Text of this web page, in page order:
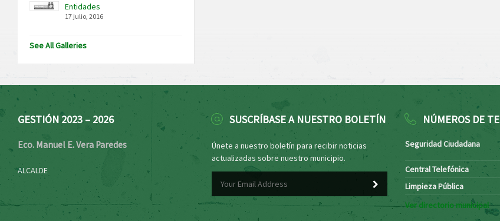
Entidades
17 julio, 2016
See All Galleries
GESTIÓN 2023 – 2026
Eco. Manuel E. Vera Paredes
ALCALDE
SUSCRÍBASE A NUESTRO BOLETÍN
Únete a nuestro boletín para recibir noticias
actualizadas sobre nuestro municipio.
NÚMEROS DE
Seguridad Ciudadana
Central Telefónica
Limpieza Pública
Ver directorio municipal